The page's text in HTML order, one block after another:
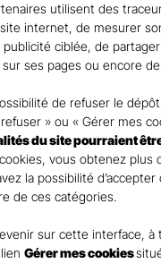
ce rapide
pour
utilisent des
internet, de mesurer
publicité ciblée, de
ses pages ou encore
de refuser le
» ou « Gérer mes
du site pourraient
vous obtenez plus
la possibilité
de ces catégories.
sur cette interface,
Gérer mes cookies